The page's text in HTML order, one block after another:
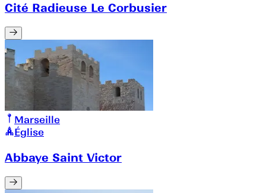
Cité Radieuse Le Corbusier
Marseille
Église
Abbaye Saint Victor